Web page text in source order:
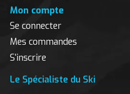
Mon compte
Se connecter
Mes commandes
S'inscrire
Le Spécialiste du Ski